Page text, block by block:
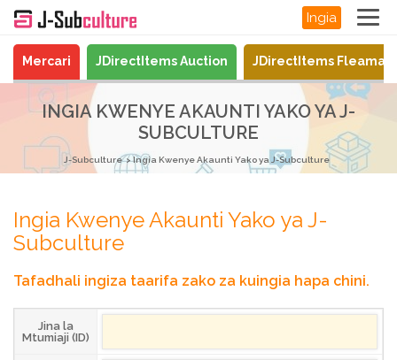
Ingia
Mercari JDirectItems Auction JDirectItems
INGIA KWENYE AKAUNTI YAKO YA J-
SUBCULTURE
J-Subculture Ingia Kwenye Akaunti Yako ya J-Subculture
Ingia Kwenye Akaunti Yako ya J-
Subculture
Tafadhali ingiza taarifa zako za kuingia hapa chini.
Jina la
Mtumiaji (ID)